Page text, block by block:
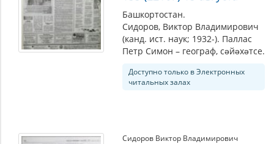
Башкортостан.
Сидоров, Виктор Владимирович
(канд. ист. наук; 1932-). Паллас
Петр Симон – географ, сәйәхәтсе.
Доступно только в Электронных
читальных залах
Сидоров Виктор Владимирович